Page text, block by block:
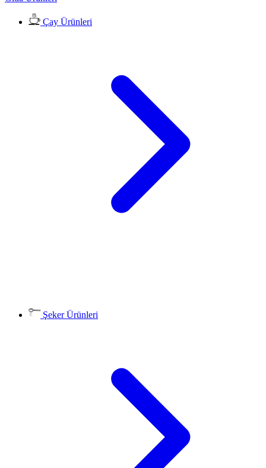
Çay Ürünleri
Şeker Ürünleri